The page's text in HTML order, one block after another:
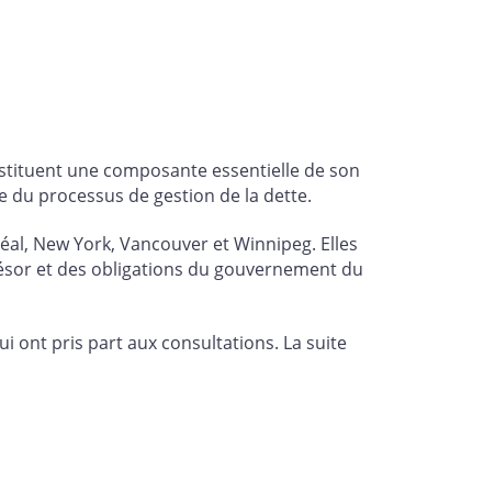
une composante essentielle de son
processus de gestion de la dette.
New York, Vancouver et Winnipeg. Elles
et des obligations du gouvernement du
ont pris part aux consultations. La suite